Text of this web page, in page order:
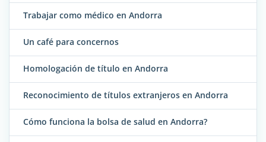
Trabajar como médico en Andorra
Un café para concernos
Homologación de título en Andorra
Reconocimiento de títulos extranjeros en Andorra
Cómo funciona la bolsa de salud en Andorra?